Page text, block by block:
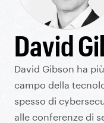
David
David Gibson ha
campo della
spesso di
alle conferenze di